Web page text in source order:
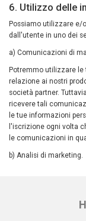
6. Utilizzo delle
Possiamo utilizzare e/
dall'utente in uno dei
a) Comunicazioni di
Potremmo utilizzare le
relazione ai nostri
società partner.
ricevere tali
le tue informazioni
l'iscrizione ogni volta
le comunicazioni in
b) Analisi di marketing.